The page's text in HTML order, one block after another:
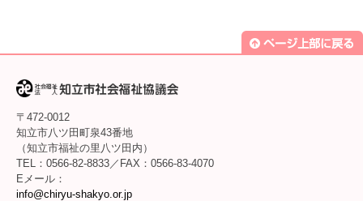
〒472-0012
知立市八ツ田町泉43番地
（知立市福祉の里八ツ田内）
TEL：0566-82-8833／FAX：0566-83-4070
Eメール：
info@chiryu-shakyo.or.jp